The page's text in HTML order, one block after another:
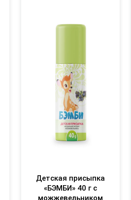
Детская присыпка
«БЭМБИ» 40 г с
можжевельником